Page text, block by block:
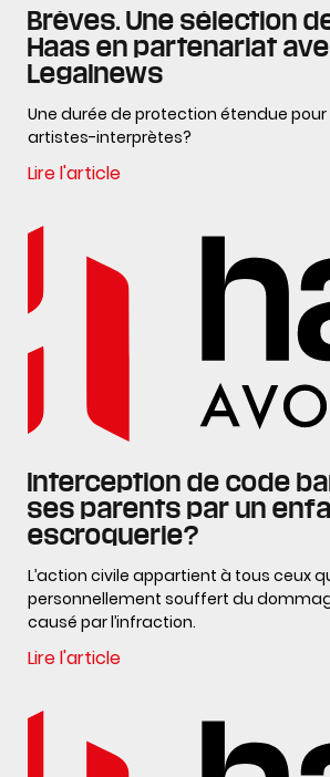
Brèves. Une sélection
Haas en partenariat
Legalnews
Une durée de protection étendue
artistes-interprètes?
Lire l'article
Interception de code
ses parents par un
escroquerie?
L’action civile appartient à tous ceux
personnellement souffert du
causé par l’infraction.
Lire l'article